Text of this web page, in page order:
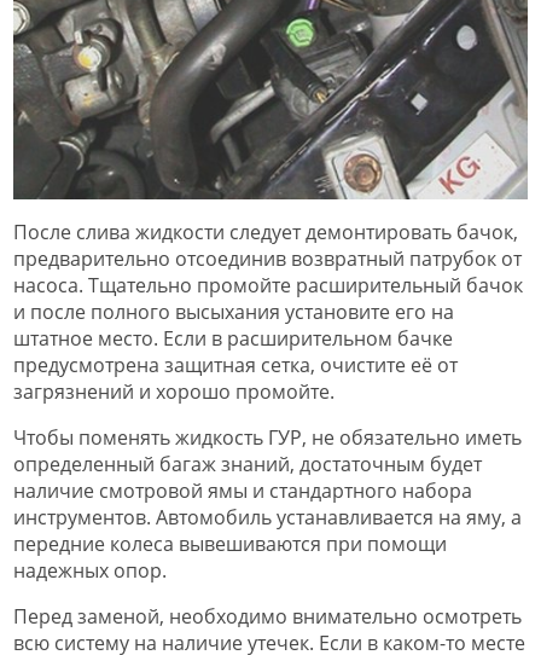
После слива жидкости следует демонтировать бачок,
предварительно отсоединив возвратный патрубок от
насоса. Тщательно промойте расширительный бачок
и после полного высыхания установите его на
штатное место. Если в расширительном бачке
предусмотрена защитная сетка, очистите её от
загрязнений и хорошо промойте.
Чтобы поменять жидкость ГУР, не обязательно иметь
определенный багаж знаний, достаточным будет
наличие смотровой ямы и стандартного набора
инструментов. Автомобиль устанавливается на яму, а
передние колеса вывешиваются при помощи
надежных опор.
Перед заменой, необходимо внимательно осмотреть
всю систему на наличие утечек. Если в каком-то месте